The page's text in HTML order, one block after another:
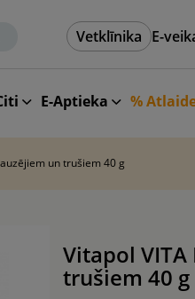
Vetklīnika E-
E-Aptieka %
un trušiem 40 g
Vitapol
trušiem 40 g